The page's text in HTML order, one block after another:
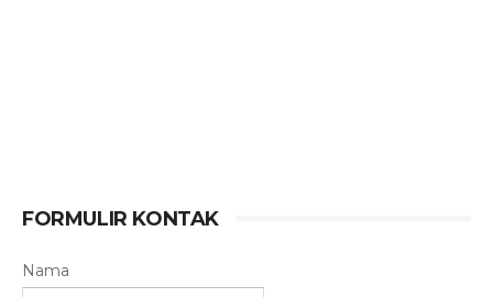
FORMULIR KONTAK
Nama